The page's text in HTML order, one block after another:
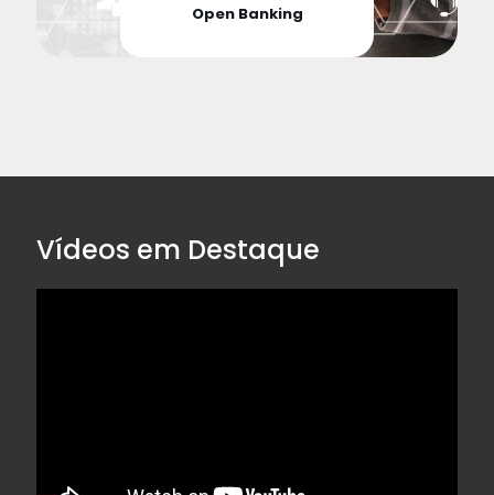
Open Banking
Vídeos em Destaque